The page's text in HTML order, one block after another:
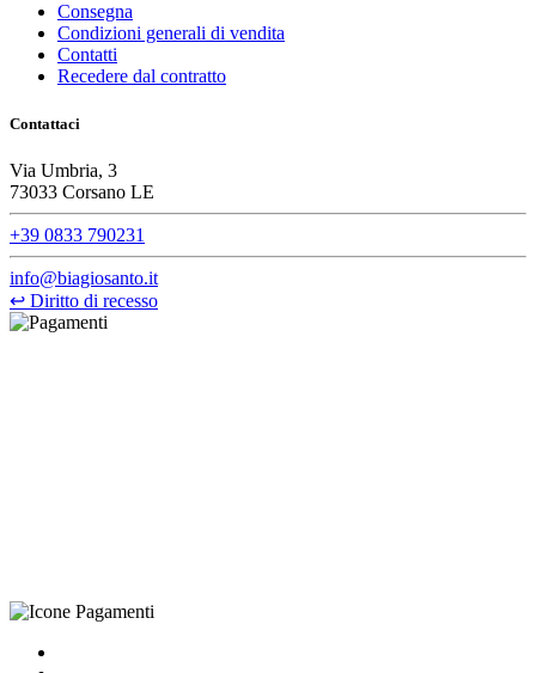
Consegna
Condizioni generali di vendita
Contatti
Recedere dal contratto
Contattaci
Via Umbria, 3
73033 Corsano LE
+39 0833 790231
info@biagiosanto.it
↩ Diritto di recesso